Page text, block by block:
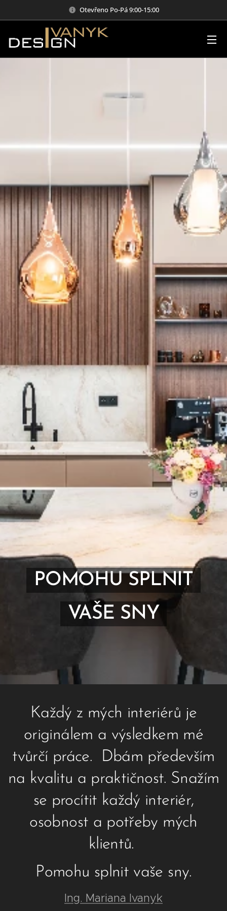
Otevřeno Po-Pá 9:00-15:00
POMOHU SPLNIT
VAŠE SNY
Každý z mých interiérů je
originálem a výsledkem mé
tvůrčí práce. Dbám především
na kvalitu a praktičnost. Snažím
se procítit každý interiér,
osobnost a potřeby mých
klientů.
Pomohu splnit vaše sny.
Ing. Mariana Ivanyk